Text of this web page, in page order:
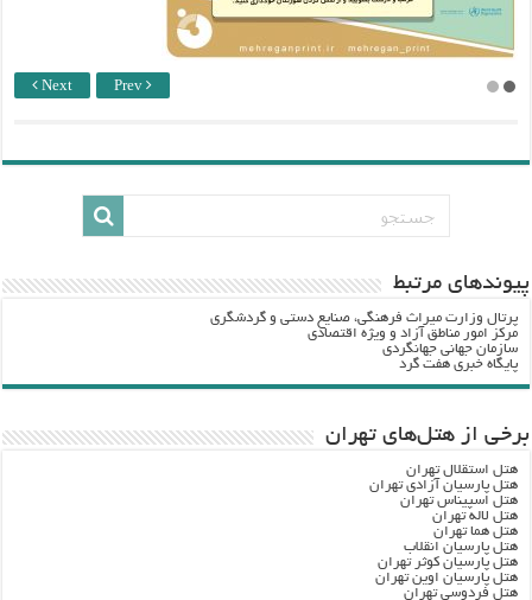
Next Prev
پيوندهاي مرتبط
پرتال وزارت ميراث فرهنگي، صنایع دستی و گردشگري
مرکز امور مناطق آزاد و ویژه اقتصادی
سازمان جهانی جهانگردی
پایگاه خبری هفت گرد
برخی از هتل‌های تهران
هتل استقلال تهران
هتل پارسیان آزادی تهران
هتل اسپیناس تهران
هتل لاله تهران
هتل هما تهران
هتل پارسیان انقلاب
هتل پارسیان کوثر تهران
هتل پارسیان اوین تهران
هتل فردوسی تهران